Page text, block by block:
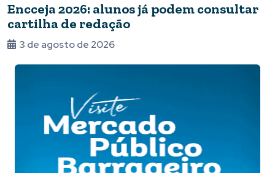
Encceja 2026: alunos já podem consultar
cartilha de redação
3 de agosto de 2026